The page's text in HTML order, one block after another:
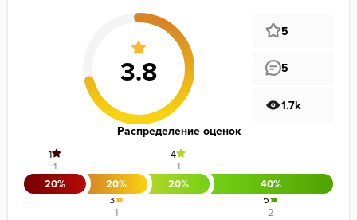
5
5
1.7k
Распределение оценок
20%
1
1
20%
3
1
20%
4
1
40%
5
2